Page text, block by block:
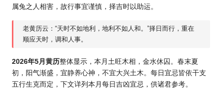
属兔之人相害，故行事宜谨慎，择吉时以助运。
老黄历云：“天时不如地利，地利不如人和。”择日而行，重在
顺应天时，调和人事。
2026年5月黄历整体显示，本月土旺木相，金水休囚。春末夏
初，阳气渐盛，宜静养心神，不宜大兴土木。每日宜忌皆依干支
五行生克而定，下文详列本月每日吉凶宜忌，供诸君参考。